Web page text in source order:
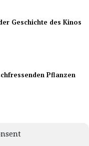
Geschichte des Kinos
Pflanzen